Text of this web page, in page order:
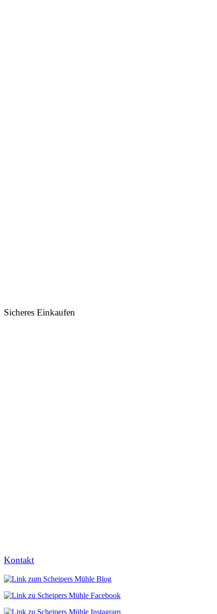
Sicheres Einkaufen
Kontakt